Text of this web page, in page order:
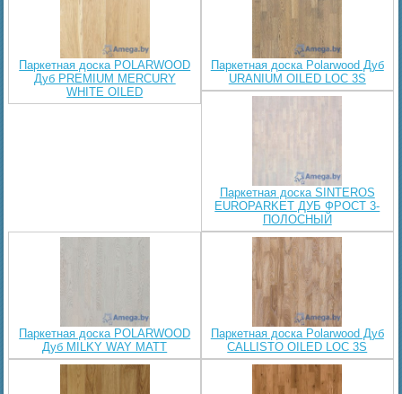
Паркетная доска POLARWOOD
Дуб PREMIUM MERCURY
WHITE OILED
Паркетная доска Polarwood Дуб
URANIUM OILED LOC 3S
Паркетная доска SINTEROS
EUROPARKET ДУБ ФРОСТ 3-
ПОЛОСНЫЙ
Паркетная доска POLARWOOD
Дуб MILKY WAY MATT
Паркетная доска Polarwood Дуб
CALLISTO OILED LOC 3S